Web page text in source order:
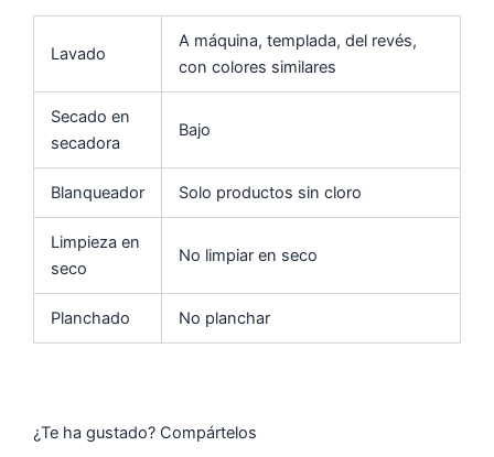
Lavado
A máquina, templada, del revés,
con colores similares
Secado en
secadora
Bajo
Blanqueador Solo productos sin cloro
Limpieza en
seco
No limpiar en seco
Planchado No planchar
¿Te ha gustado? Compártelos